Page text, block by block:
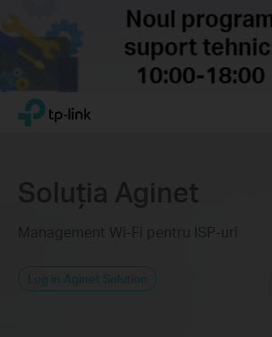
Click
navigation
TP-Link, Reliably Smart
Soluția Aginet
Management Wi-Fi pentru ISP-uri
Log in Aginet Solution